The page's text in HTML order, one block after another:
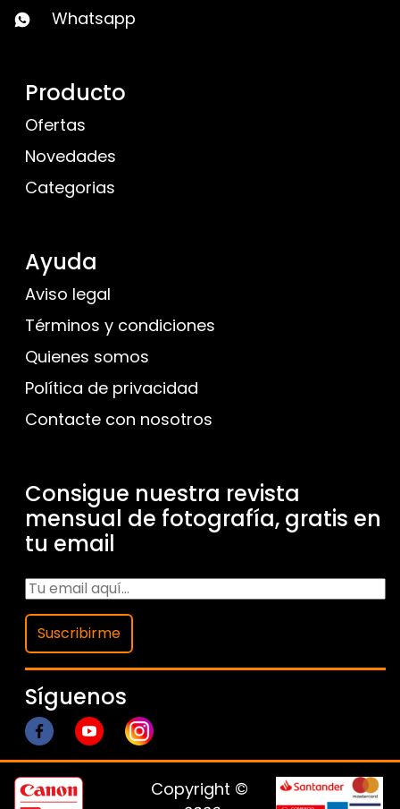
Whatsapp
Producto
Ofertas
Novedades
Categorias
Ayuda
Aviso legal
Términos y condiciones
Quienes somos
Política de privacidad
Contacte con nosotros
Consigue nuestra revista
mensual de fotografía, gratis en
tu email
Suscribirme
Síguenos
Copyright ©